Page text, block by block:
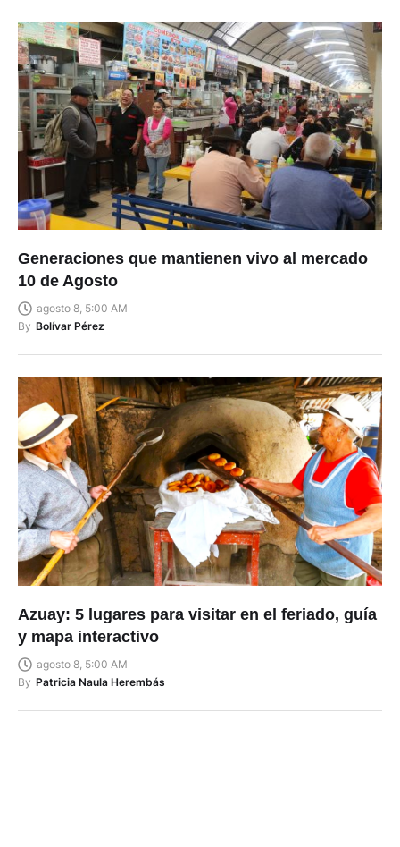
Generaciones que mantienen vivo al mercado
10 de Agosto
agosto 8, 5:00 AM
By Bolívar Pérez
Azuay: 5 lugares para visitar en el feriado, guía
y mapa interactivo
agosto 8, 5:00 AM
By Patricia Naula Herembás